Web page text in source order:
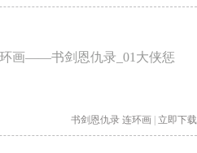
画——书剑恩仇录_01大侠惩
书剑恩仇录 连环画 | 立即下载